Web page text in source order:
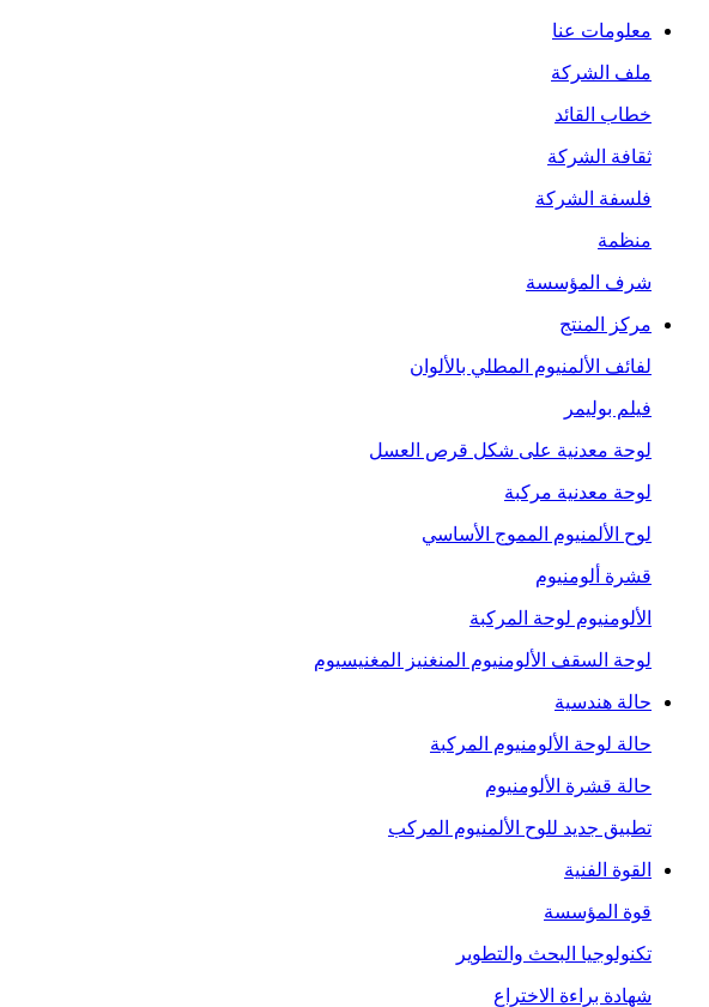
معلومات عنا
ملف الشركة
خطاب القائد
ثقافة الشركة
فلسفة الشركة
منظمة
شرف المؤسسة
مركز المنتج
لفائف الألمنيوم المطلي بالألوان
فيلم بوليمر
لوحة معدنية على شكل قرص العسل
لوحة معدنية مركبة
لوح الألمنيوم المموج الأساسي
قشرة ألومنيوم
الألومنيوم لوحة المركبة
لوحة السقف الألومنيوم المنغنيز المغنيسيوم
حالة هندسية
حالة لوحة الألومنيوم المركبة
حالة قشرة الألومنيوم
تطبيق جديد للوح الألمنيوم المركب
القوة الفنية
قوة المؤسسة
تكنولوجيا البحث والتطوير
شهادة براءة الاختراع